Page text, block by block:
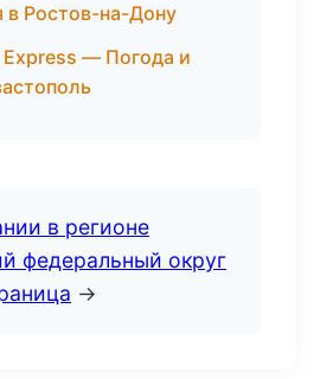
в Ростов-на-Дону
Express — Погода и
в регионе
федеральный округ
→